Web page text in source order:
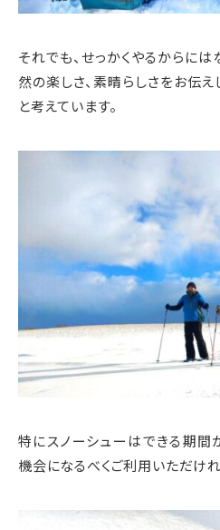
それでも、せっかくやるからに
然の楽しさ、素晴らしさをお伝
と考えています。
特にスノーシューはできる期間
機会になるべくご利用いただけ